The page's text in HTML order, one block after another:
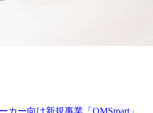
カー向け新規事業「QMSmart」